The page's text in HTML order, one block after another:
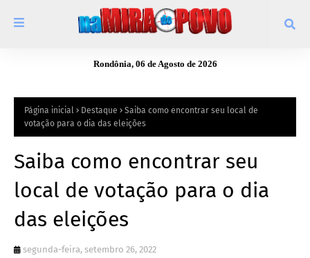
Rondônia, 06 de Agosto de 2026
Página inicial Destaque
Saiba como encontrar seu local de
votação para o dia das eleições
Saiba como encontrar seu
local de votação para o dia
das eleições
segunda-feira, setembro 26, 2022